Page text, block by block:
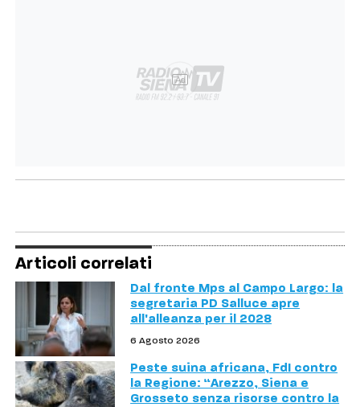
Ad
Articoli correlati
Dal fronte Mps al Campo Largo: la
segretaria PD Salluce apre
all'alleanza per il 2028
6 Agosto 2026
Peste suina africana, FdI contro
la Regione: “Arezzo, Siena e
Grosseto senza risorse contro la